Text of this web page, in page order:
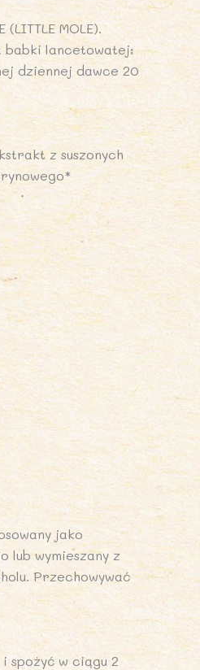
MOLE).
babki lancetowatej:
dziennej dawce 20
z suszonych
jako
lub wymieszany z
Przechowywać
spożyć w ciągu 2